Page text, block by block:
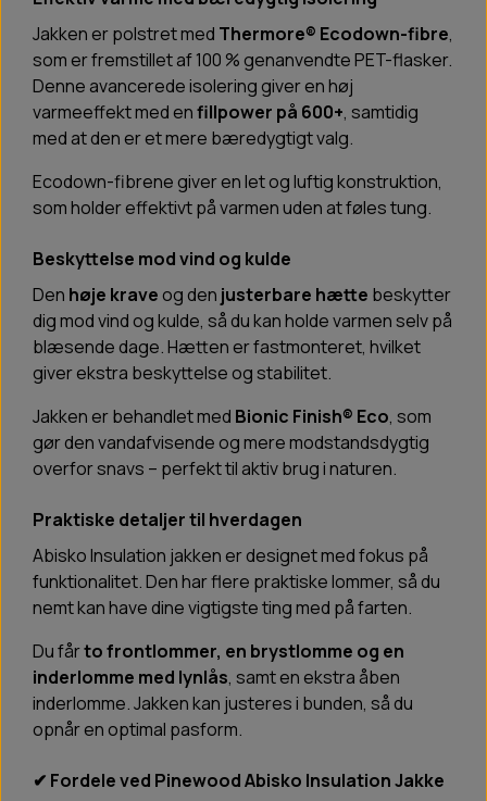
Jakken er polstret med Thermore® Ecodown-fibre,
som er fremstillet af 100 % genanvendte PET-flasker.
Denne avancerede isolering giver en høj
varmeeffekt med enfillpower på 600+, samtidig
med at den er et mere bæredygtigt valg.
Ecodown-fibrene giver en let og luftig konstruktion,
som holder effektivt på varmen uden at føles tung.
Beskyttelse mod vind og kulde
Den høje kraveog den justerbare hætte beskytter
dig mod vind og kulde, så du kan holde varmen selv på
blæsende dage. Hætten er fastmonteret, hvilket
giver ekstra beskyttelse og stabilitet.
Jakken er behandlet med Bionic Finish® Eco, som
gør den vandafvisende og mere modstandsdygtig
overfor snavs – perfekt til aktiv brug i naturen.
Praktiske detaljer til hverdagen
Abisko Insulation jakken er designet med fokus på
funktionalitet. Den har flere praktiske lommer, så du
nemt kan have dine vigtigste ting med på farten.
Du fårto frontlommer, en brystlomme og en
inderlomme med lynlås, samt en ekstra åben
inderlomme. Jakken kan justeres i bunden, så du
opnår en optimal pasform.
✔ Fordele ved Pinewood Abisko Insulation Jakke